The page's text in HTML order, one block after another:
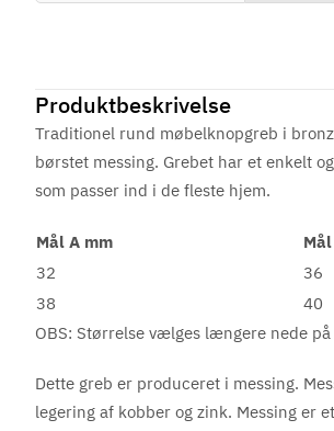
Produktbeskrivelse
Traditionel rund møbelknopgreb i
børstet messing. Grebet har et enkelt
som passer ind i de fleste hjem.
Mål A mm
32
36
38
40
OBS: Størrelse vælges længere nede på
Dette greb er produceret i messing.
legering af kobber og zink. Messing er